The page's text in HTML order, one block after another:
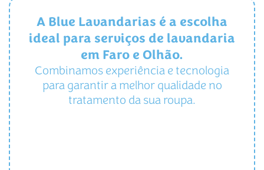
A Blue Lavandarias é a escolha
ideal para serviços de lavandaria
em Faro e Olhão.
Combinamos experiência e tecnologia
para garantir a melhor qualidade no
tratamento da sua roupa.